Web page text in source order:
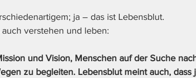
ja – das ist Lebensblut.
verstehen und leben:
und Vision, Menschen auf der Suche
zu begleiten. Lebensblut meint auch, dass